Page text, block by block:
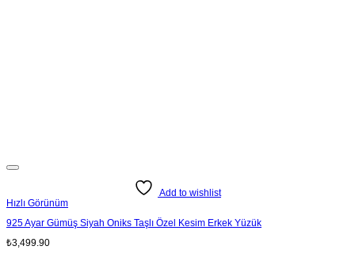
Add to wishlist
Hızlı Görünüm
925 Ayar Gümüş Siyah Oniks Taşlı Özel Kesim Erkek Yüzük
₺3,499.90